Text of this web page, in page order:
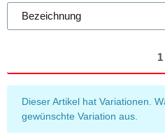
Bezeichnung
x
Dieser Artikel hat Variationen.
gewünschte Variation aus.